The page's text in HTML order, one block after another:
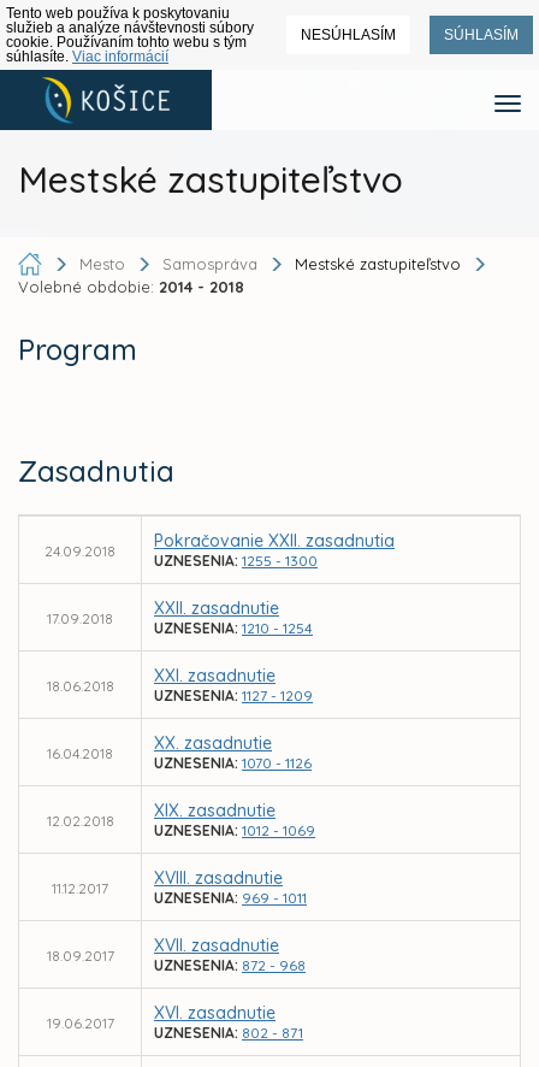
Tento web používa k poskytovaniu
služieb a analýze návštevnosti súbory
cookie. Používaním tohto webu s tým
súhlasíte. Viac informácií
NESÚHLASÍM SÚHLASÍM
Mestské zastupiteľstvo
Mesto Samospráva
Mestské zastupiteľstvo
Volebné obdobie: 2014 - 2018
Program
Zasadnutia
24.09.2018 Pokračovanie XXII. zasadnutia
UZNESENIA: 1255 - 1300
17.09.2018 XXII. zasadnutie
UZNESENIA: 1210 - 1254
18.06.2018 XXI. zasadnutie
UZNESENIA: 1127 - 1209
16.04.2018 XX. zasadnutie
UZNESENIA: 1070 - 1126
12.02.2018 XIX. zasadnutie
UZNESENIA: 1012 - 1069
11.12.2017 XVIII. zasadnutie
UZNESENIA: 969 - 1011
18.09.2017 XVII. zasadnutie
UZNESENIA: 872 - 968
19.06.2017 XVI. zasadnutie
UZNESENIA: 802 - 871